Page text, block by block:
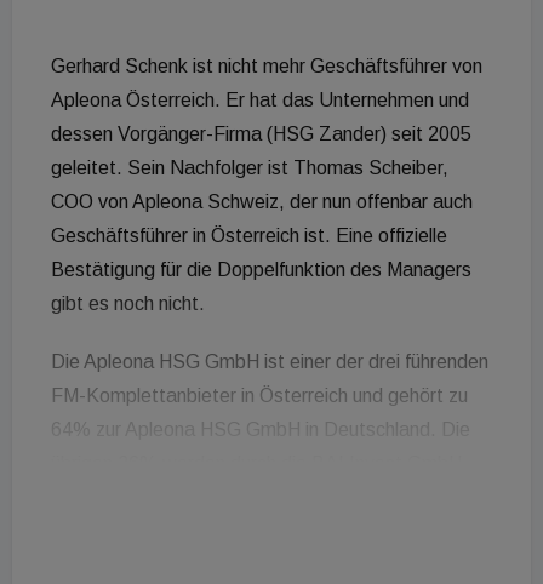
Gerhard Schenk ist nicht mehr Geschäftsführer von
Apleona Österreich. Er hat das Unternehmen und
dessen Vorgänger-Firma (HSG Zander) seit 2005
geleitet. Sein Nachfolger ist Thomas Scheiber,
COO von Apleona Schweiz, der nun offenbar auch
Geschäftsführer in Österreich ist. Eine offizielle
Bestätigung für die Doppelfunktion des Managers
gibt es noch nicht.
Die Apleona HSG GmbH ist einer der drei führenden
FM-Komplettanbieter in Österreich und gehört zu
64% zur Apleona HSG GmbH in Deutschland. Die